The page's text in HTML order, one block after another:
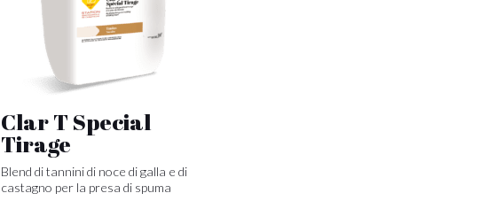
Clar T Special
Tirage
Blend di tannini di noce di galla e di
castagno per la presa di spuma